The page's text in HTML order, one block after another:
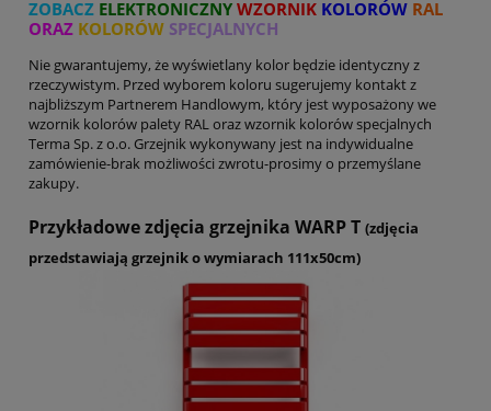
ZOBACZ ELEKTRONICZNY WZORNIK KOLORÓW RAL
ORAZ KOLORÓW SPECJALNYCH
Nie gwarantujemy, że wyświetlany kolor będzie identyczny z
rzeczywistym. Przed wyborem koloru sugerujemy kontakt z
najbliższym Partnerem Handlowym, który jest wyposażony we
wzornik kolorów palety RAL oraz wzornik kolorów specjalnych
Terma Sp. z o.o. Grzejnik wykonywany jest na indywidualne
zamówienie-brak możliwości zwrotu-prosimy o przemyślane
zakupy.
Przykładowe zdjęcia grzejnika WARP T (zdjęcia
przedstawiają grzejnik o wymiarach 111x50cm)